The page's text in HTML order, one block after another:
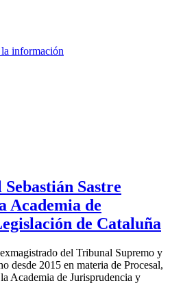
información
Sastre
Academia de
de Cataluña
del Tribunal Supremo y
desde 2015 en materia de Procesal,
Academia de Jurisprudencia y